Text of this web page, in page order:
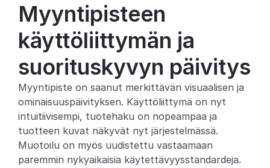
Asiakkaat
AI-toiminnot
Hinnoittelu
Kehittäjille
Ratkaisut
Integraatiot
Myyntipisteen
käyttöliittymän ja
suorituskyvyn päivitys
Myyntipiste on saanut merkittävän visuaalisen ja
ominaisuuspäivityksen. Käyttöliittymä on nyt
intuitiivisempi, tuotehaku on nopeampaa ja
tuotteen kuvat näkyvät nyt järjestelmässä.
Muotoilu on myös uudistettu vastaamaan
paremmin nykyaikaisia käytettävyysstandardeja.